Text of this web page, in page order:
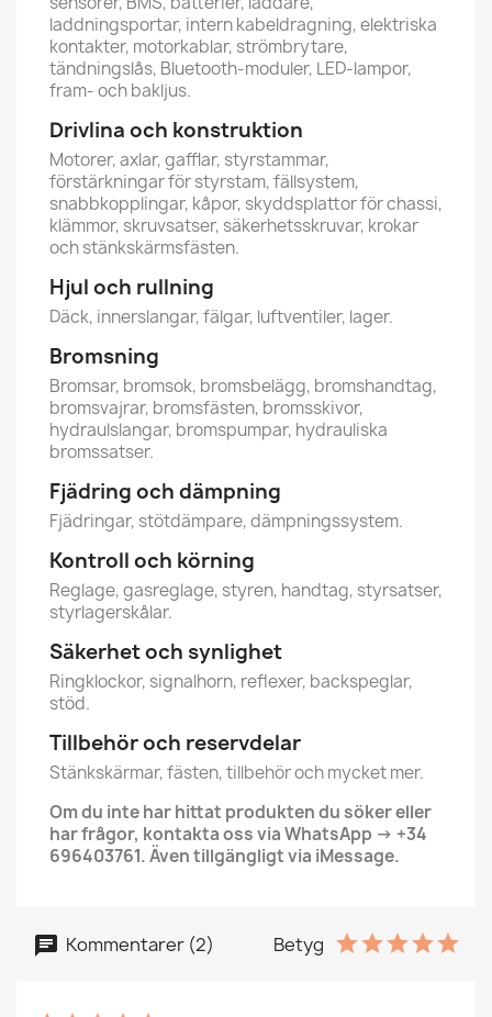
laddningsportar, intern kabeldragning, elektriska
kontakter, motorkablar, strömbrytare,
tändningslås, Bluetooth-moduler, LED-lampor,
fram- och bakljus.
Drivlina och konstruktion
Motorer, axlar, gafflar, styrstammar,
förstärkningar för styrstam, fällsystem,
snabbkopplingar, kåpor, skyddsplattor för chassi,
klämmor, skruvsatser, säkerhetsskruvar, krokar
och stänkskärmsfästen.
Hjul och rullning
Däck, innerslangar, fälgar, luftventiler, lager.
Bromsning
Bromsar, bromsok, bromsbelägg, bromshandtag,
bromsvajrar, bromsfästen, bromsskivor,
hydraulslangar, bromspumpar, hydrauliska
bromssatser.
Fjädring och dämpning
Fjädringar, stötdämpare, dämpningssystem.
Kontroll och körning
Reglage, gasreglage, styren, handtag, styrsatser,
styrlagerskålar.
Säkerhet och synlighet
Ringklockor, signalhorn, reflexer, backspeglar,
stöd.
Tillbehör och reservdelar
Stänkskärmar, fästen, tillbehör och mycket mer.
Om du inte har hittat produkten du söker eller
har frågor, kontakta oss via WhatsApp → +34
696403761. Även tillgängligt via iMessage.
Kommentarer (2) Betyg